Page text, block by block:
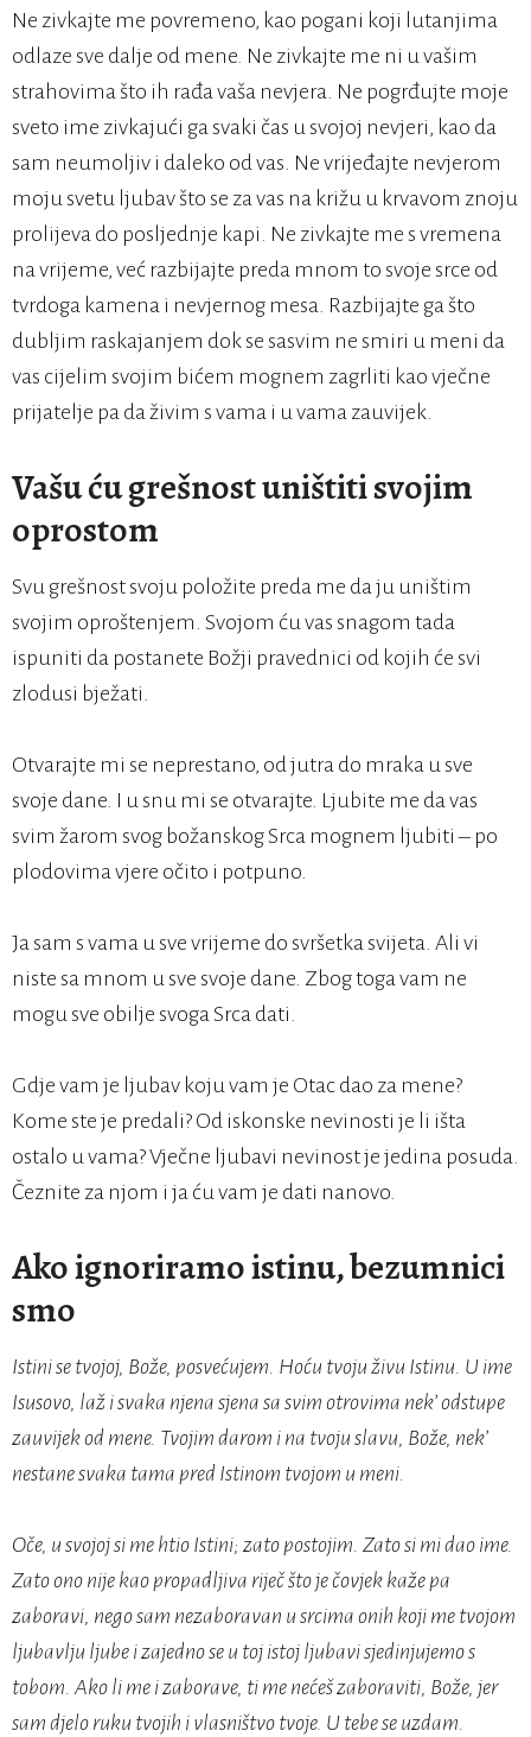
Ne zivkajte me povremeno, kao pogani koji lutanjima
odlaze sve dalje od mene. Ne zivkajte me ni u vašim
strahovima što ih rađa vaša nevjera. Ne pogrđujte moje
sveto ime zivkajući ga svaki čas u svojoj nevjeri, kao da
sam neumoljiv i daleko od vas. Ne vrijeđajte nevjerom
moju svetu ljubav što se za vas na križu u krvavom znoju
prolijeva do posljednje kapi. Ne zivkajte me s vremena
na vrijeme, već razbijajte preda mnom to svoje srce od
tvrdoga kamena i nevjernog mesa. Razbijajte ga što
dubljim raskajanjem dok se sasvim ne smiri u meni da
vas cijelim svojim bićem mognem zagrliti kao vječne
prijatelje pa da živim s vama i u vama zauvijek.
Vašu ću grešnost uništiti svojim
oprostom
Svu grešnost svoju položite preda me da ju uništim
svojim oproštenjem. Svojom ću vas snagom tada
ispuniti da postanete Božji pravednici od kojih će svi
zlodusi bježati.
Otvarajte mi se neprestano, od jutra do mraka u sve
svoje dane. I u snu mi se otvarajte. Ljubite me da vas
svim žarom svog božanskog Srca mognem ljubiti – po
plodovima vjere očito i potpuno.
Ja sam s vama u sve vrijeme do svršetka svijeta. Ali vi
niste sa mnom u sve svoje dane. Zbog toga vam ne
mogu sve obilje svoga Srca dati.
Gdje vam je ljubav koju vam je Otac dao za mene?
Kome ste je predali? Od iskonske nevinosti je li išta
ostalo u vama? Vječne ljubavi nevinost je jedina posuda.
Čeznite za njom i ja ću vam je dati nanovo.
Ako ignoriramo istinu, bezumnici
smo
Istini se tvojoj, Bože, posvećujem. Hoću tvoju živu Istinu. U ime
Isusovo, laž i svaka njena sjena sa svim otrovima nek’ odstupe
zauvijek od mene. Tvojim darom i na tvoju slavu, Bože, nek’
nestane svaka tama pred Istinom tvojom u meni.
Oče, u svojoj si me htio Istini; zato postojim. Zato si mi dao ime.
Zato ono nije kao propadljiva riječ što je čovjek kaže pa
zaboravi, nego sam nezaboravan u srcima onih koji me tvojom
ljubavlju ljube i zajedno se u toj istoj ljubavi sjedinjujemo s
tobom. Ako li me i zaborave, ti me nećeš zaboraviti, Bože, jer
sam djelo ruku tvojih i vlasništvo tvoje. U tebe se uzdam.